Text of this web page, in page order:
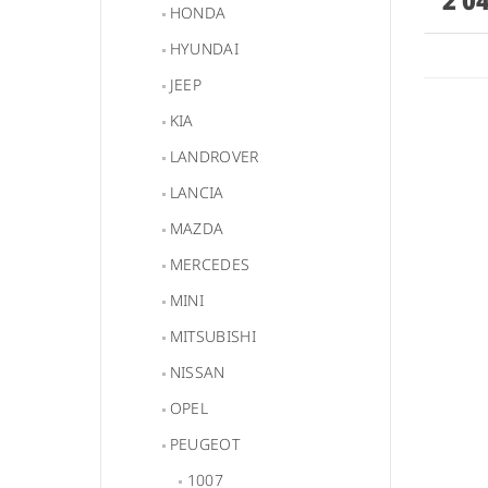
HONDA
HYUNDAI
JEEP
KIA
LANDROVER
LANCIA
MAZDA
MERCEDES
MINI
MITSUBISHI
NISSAN
OPEL
PEUGEOT
1007